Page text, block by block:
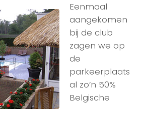
Eenmaal
aangekomen
bij de club
zagen we op
de
parkeerplaats
al zo’n 50%
Belgische